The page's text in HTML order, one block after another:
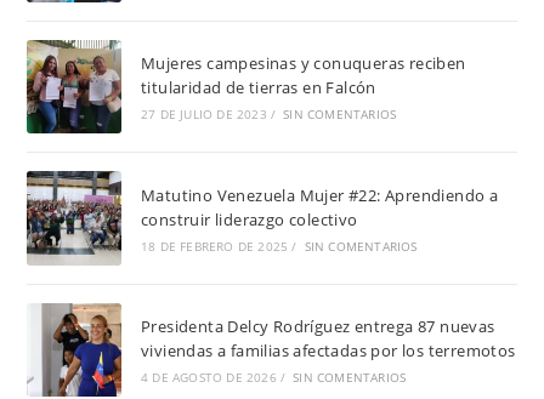
Mujeres campesinas y conuqueras reciben
titularidad de tierras en Falcón
27 DE JULIO DE 2023 / SIN COMENTARIOS
Matutino Venezuela Mujer #22: Aprendiendo a
construir liderazgo colectivo
18 DE FEBRERO DE 2025 / SIN COMENTARIOS
Presidenta Delcy Rodríguez entrega 87 nuevas
viviendas a familias afectadas por los terremotos
4 DE AGOSTO DE 2026 / SIN COMENTARIOS